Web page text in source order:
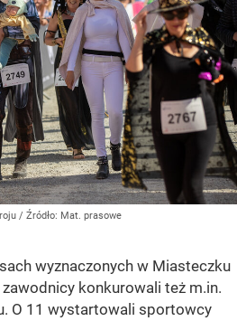
/ Źródło: Mat. prasowe
wyznaczonych w Miasteczku
konkurowali też m.in.
O 11 wystartowali sportowcy